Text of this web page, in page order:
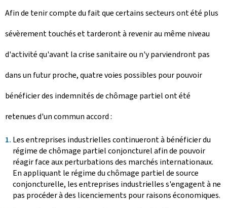
Afin de tenir compte du fait que certains secteurs ont été plus
sévèrement touchés et tarderont à revenir au même niveau
d'activité qu'avant la crise sanitaire ou n'y parviendront pas
dans un futur proche, quatre voies possibles pour pouvoir
bénéficier des indemnités de chômage partiel ont été
retenues d'un commun accord :
Les entreprises industrielles continueront à bénéficier du
régime de chômage partiel conjoncturel afin de pouvoir
réagir face aux perturbations des marchés internationaux.
En appliquant le régime du chômage partiel de source
conjoncturelle, les entreprises industrielles s'engagent à ne
pas procéder à des licenciements pour raisons économiques.